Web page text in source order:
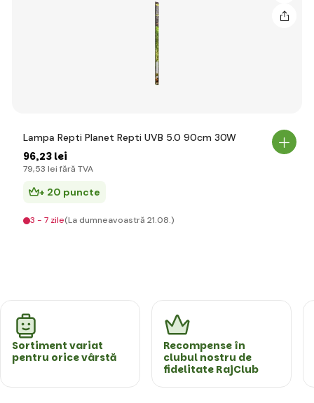
Lampa Repti Planet Repti UVB 5.0 90cm 30W
96,23 lei
79,53 lei fără TVA
+ 20 puncte
3 - 7 zile(La dumneavoastră 21.08.)
Sortiment variat
pentru orice vârstă
Recompense în
clubul nostru de
fidelitate RajClub